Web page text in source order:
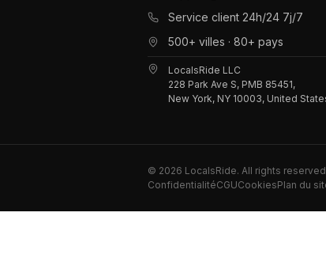
Service client 24h/24 7j/7
500+ villes · 80+ pays
LocalsRide LLC
228 Park Ave S, PMB 85451,
New York, NY 10003, United
© 2026 LocalsRide. All rights
ConfidentialitéCGUCookiesPlan du